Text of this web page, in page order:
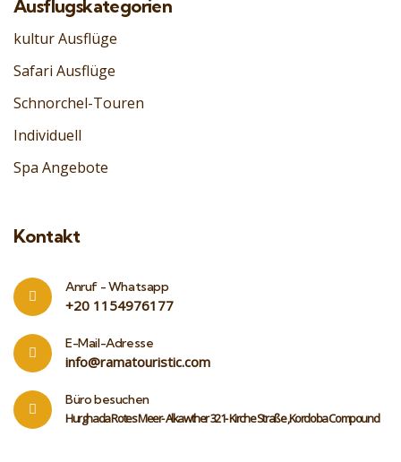
Ausflugskategorien
kultur Ausflüge
Safari Ausflüge
Schnorchel-Touren
Individuell
Spa Angebote
Kontakt
Anruf - Whatsapp
‎+20 1154976177
E-Mail-Adresse
info@ramatouristic.com
Büro besuchen
Hurghada Rotes Meer- Alkawther 321- Kirche Straße ,Kordoba Compound